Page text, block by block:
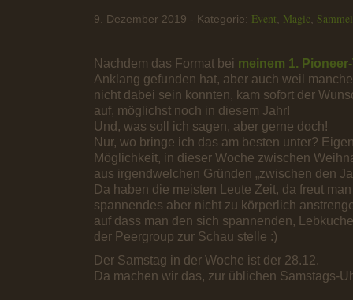
9. Dezember 2019 - Kategorie: Event, Magic,
Nachdem das Format bei meinem 1.
Anklang gefunden hat, aber auch weil
nicht dabei sein konnten, kam sofort der
auf, möglichst noch in diesem Jahr!
Und, was soll ich sagen, aber gerne doch!
Nur, wo bringe ich das am besten unter?
Möglichkeit, in dieser Woche zwischen
aus irgendwelchen Gründen „zwischen den
Da haben die meisten Leute Zeit, da freut
spannendes aber nicht zu körperlich
auf dass man den sich spannenden,
der Peergroup zur Schau stelle :)
Der Samstag in der Woche ist der 28.12.
Da machen wir das, zur üblichen Samstags-